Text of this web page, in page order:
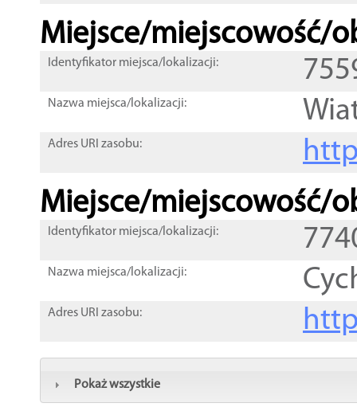
Miejsce/miejscowość/
Identyfikator miejsca/lokalizacji:
Nazwa miejsca/lokalizacji:
Adres URI zasobu:
Miejsce/miejscowość/
Identyfikator miejsca/lokalizacji:
Nazwa miejsca/lokalizacji:
Adres URI zasobu:
Pokaż wszystkie